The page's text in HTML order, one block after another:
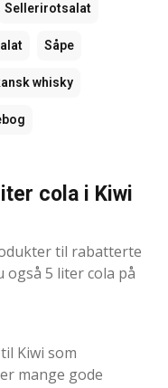
Sellerirotsalat
Såpe
whisky
cola i Kiwi
til rabatterte
også 5 liter cola på
Kiwi som
mange gode